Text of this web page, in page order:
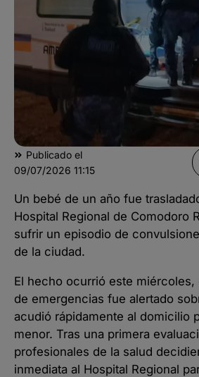
Publicado el
09/07/2026 11:15
Un bebé de un año fue
Hospital Regional de Comodoro
sufrir un episodio de
de la ciudad.
El hecho ocurrió este miércoles,
de emergencias fue alertado
acudió rápidamente al domicilio
menor. Tras una primera
profesionales de la salud
inmediata al Hospital Regional